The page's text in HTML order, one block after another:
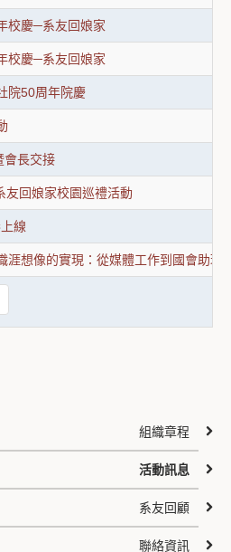
校慶─系友回娘家
校慶─系友回娘家
院50周年院慶
會長交接
友回娘家校園巡禮活動
線
涯想像的實現：從媒體工作到國會助理
組織章程
活動訊息
系友回顧
聯絡資訊